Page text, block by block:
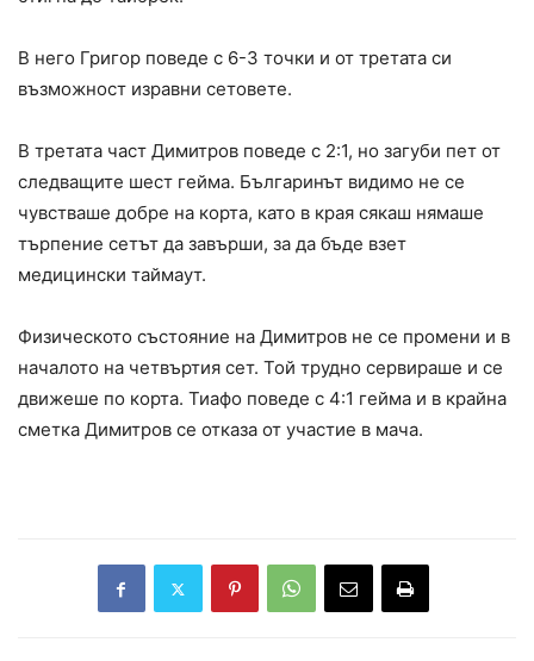
В него Григор поведе с 6-3 точки и от третата си
възможност изравни сетовете.
В третата част Димитров поведе с 2:1, но загуби пет от
следващите шест гейма. Българинът видимо не се
чувстваше добре на корта, като в края сякаш нямаше
търпение сетът да завърши, за да бъде взет
медицински таймаут.
Физическото състояние на Димитров не се промени и в
началото на четвъртия сет. Той трудно сервираше и се
движеше по корта. Тиафо поведе с 4:1 гейма и в крайна
сметка Димитров се отказа от участие в мача.